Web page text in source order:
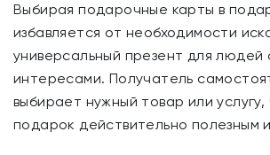
Выбирая подарочные карты в
избавляется от необходимости
универсальный презент для людей
интересами. Получатель
выбирает нужный товар или
подарок действительно полезным